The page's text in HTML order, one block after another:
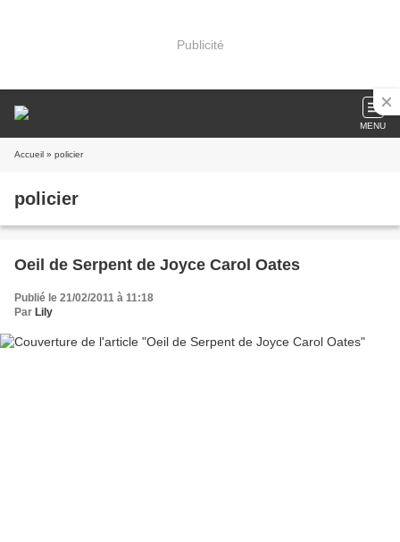
Publicité
MENU
Accueil » policier
policier
Oeil de Serpent de Joyce Carol Oates
Publié le 21/02/2011 à 11:18
Par Lily